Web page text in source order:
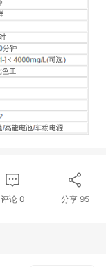
评论0 分享 95